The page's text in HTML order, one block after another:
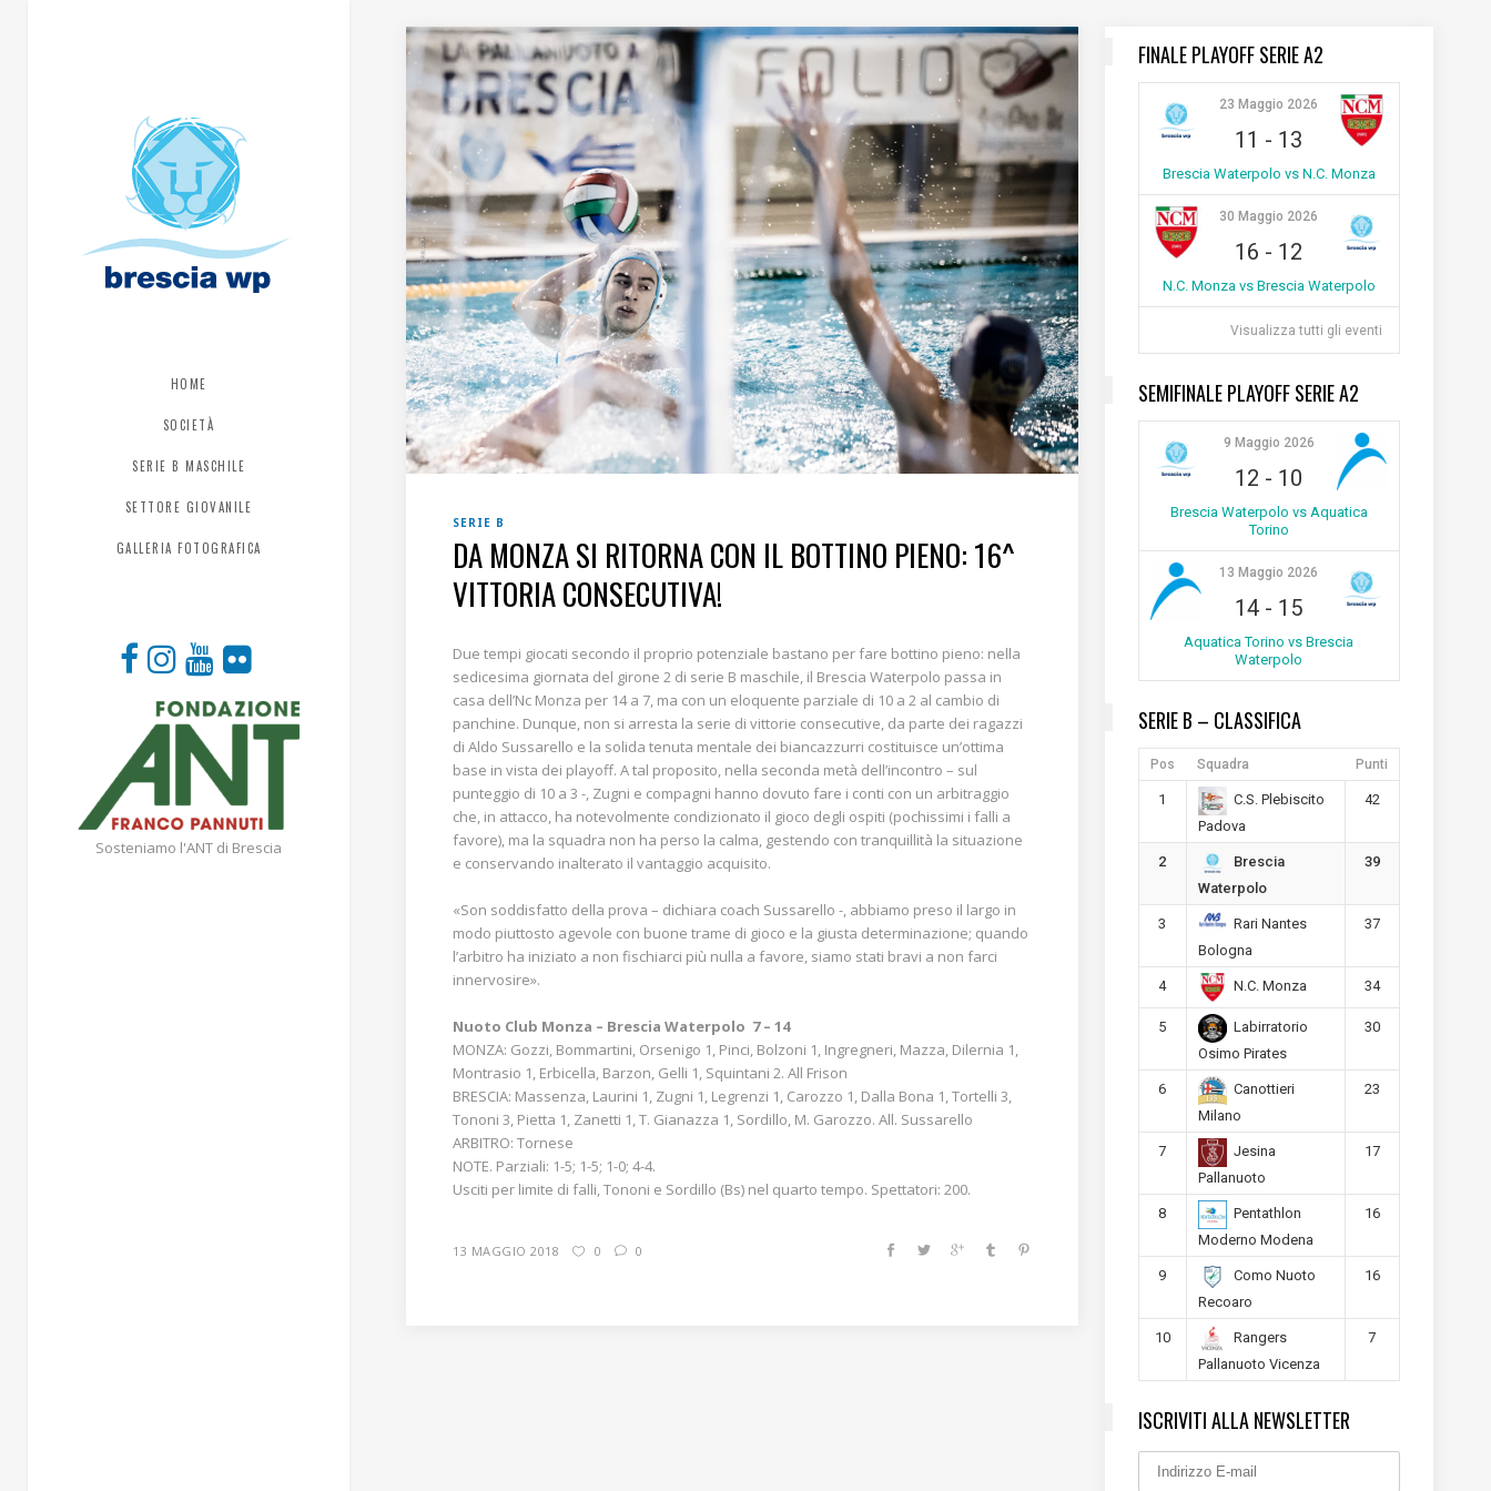
HOME
SOCIETÀ
SERIE B MASCHILE
SETTORE GIOVANILE
GALLERIA FOTOGRAFICA
Sosteniamo l'ANT di Brescia
SERIE B
DA MONZA SI RITORNA CON IL BOTTINO PIENO: 16^
VITTORIA CONSECUTIVA!
Due tempi giocati secondo il proprio potenziale bastano per fare bottino pieno: nella
sedicesima giornata del girone 2 di serie B maschile, il Brescia Waterpolo passa in
casa dell’Nc Monza per 14 a 7, ma con un eloquente parziale di 10 a 2 al cambio di
panchine. Dunque, non si arresta la serie di vittorie consecutive, da parte dei ragazzi
di Aldo Sussarello e la solida tenuta mentale dei biancazzurri costituisce un’ottima
base in vista dei playoff. A tal proposito, nella seconda metà dell’incontro – sul
punteggio di 10 a 3 -, Zugni e compagni hanno dovuto fare i conti con un arbitraggio
che, in attacco, ha notevolmente condizionato il gioco degli ospiti (pochissimi i falli a
favore), ma la squadra non ha perso la calma, gestendo con tranquillità la situazione
e conservando inalterato il vantaggio acquisito.
«Son soddisfatto della prova – dichiara coach Sussarello -, abbiamo preso il largo in
modo piuttosto agevole con buone trame di gioco e la giusta determinazione; quando
l’arbitro ha iniziato a non fischiarci più nulla a favore, siamo stati bravi a non farci
innervosire».
Nuoto Club Monza – Brescia Waterpolo 7 – 14
MONZA: Gozzi, Bommartini, Orsenigo 1, Pinci, Bolzoni 1, Ingregneri, Mazza, Dilernia 1,
Montrasio 1, Erbicella, Barzon, Gelli 1, Squintani 2. All Frison
BRESCIA: Massenza, Laurini 1, Zugni 1, Legrenzi 1, Carozzo 1, Dalla Bona 1, Tortelli 3,
Tononi 3, Pietta 1, Zanetti 1, T. Gianazza 1, Sordillo, M. Garozzo. All. Sussarello
ARBITRO: Tornese
NOTE. Parziali: 1-5; 1-5; 1-0; 4-4.
Usciti per limite di falli, Tononi e Sordillo (Bs) nel quarto tempo. Spettatori: 200.
13 MAGGIO 2018 0 0
FINALE PLAYOFF SERIE A2
23 Maggio 2026
11 - 13
Brescia Waterpolo vs N.C. Monza
30 Maggio 2026
16 - 12
N.C. Monza vs Brescia Waterpolo
Visualizza tutti gli eventi
SEMIFINALE PLAYOFF SERIE A2
9 Maggio 2026
12 - 10
Brescia Waterpolo vs Aquatica
Torino
13 Maggio 2026
14 - 15
Aquatica Torino vs Brescia
Waterpolo
SERIE B – CLASSIFICA
Pos Squadra Punti
1
C.S. Plebiscito
Padova
42
2
Brescia
Waterpolo
39
3
Rari Nantes
Bologna
37
4 N.C. Monza 34
5
Labirratorio
Osimo Pirates
30
6
Canottieri
Milano
23
7
Jesina
Pallanuoto
17
8
Pentathlon
Moderno Modena
16
9
Como Nuoto
Recoaro
16
10
Rangers
Pallanuoto Vicenza
7
ISCRIVITI ALLA NEWSLETTER